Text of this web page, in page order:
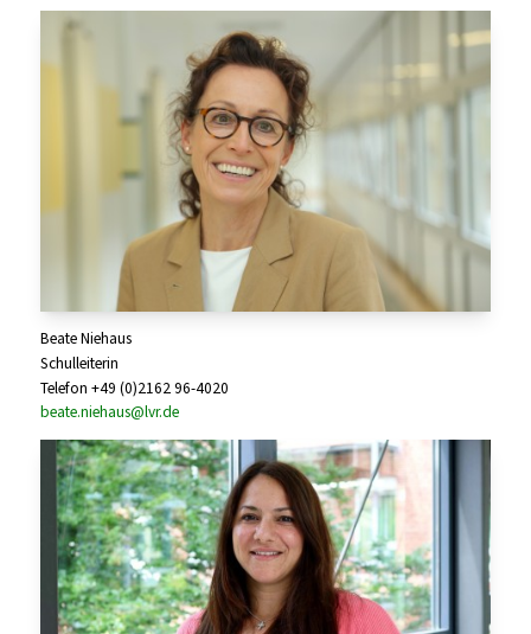
Beate Niehaus
Schulleiterin
Telefon +49 (0)2162 96-4020
beate.niehaus@lvr.de